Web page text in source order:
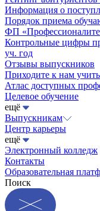
Информация о
Порядок приема
ФП
Контрольные цифры
уч. год
Отзывы выпускников
Приходите к нам
Атлас доступных
Целевое обучение
ещё
Выпускникам
Центр карьеры
ещё
Электронный колледж
Контакты
Образовательная
Поиск